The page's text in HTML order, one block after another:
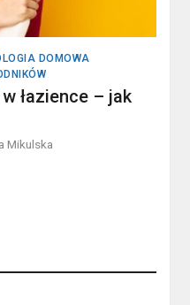
DOMOWA
łazience – jak
Mikulska